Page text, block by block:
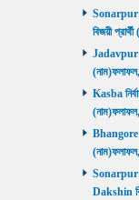
Sonarpur
বিজয়ী
Jadavpur
Kasba
Bhangore
Sonarpur
Dakshin